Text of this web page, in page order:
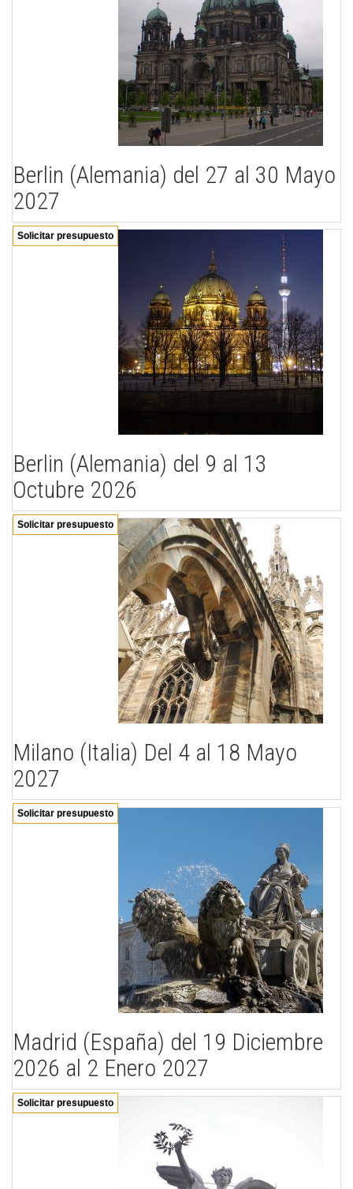
Berlin (Alemania) del 27 al 30 Mayo
2027
Solicitar presupuesto
Berlin (Alemania) del 9 al 13
Octubre 2026
Solicitar presupuesto
Milano (Italia) Del 4 al 18 Mayo
2027
Solicitar presupuesto
Madrid (España) del 19 Diciembre
2026 al 2 Enero 2027
Solicitar presupuesto